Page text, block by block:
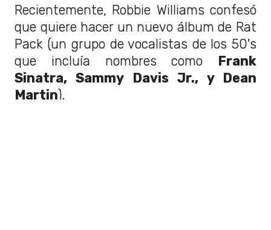
Recientemente, Robbie Williams confesó
que quiere hacer un nuevo álbum de Rat
Pack (un grupo de vocalistas de los 50's
que incluía nombres como Frank
Sinatra, Sammy Davis Jr., y Dean
Martin).